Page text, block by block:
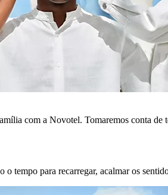
com a Novotel. Tomaremos conta de
tempo para recarregar, acalmar os